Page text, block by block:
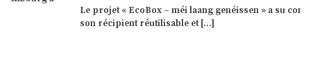
Le projet « EcoBox – méi laang genéissen » a su convaincre avec
son récipient réutilisable et […]